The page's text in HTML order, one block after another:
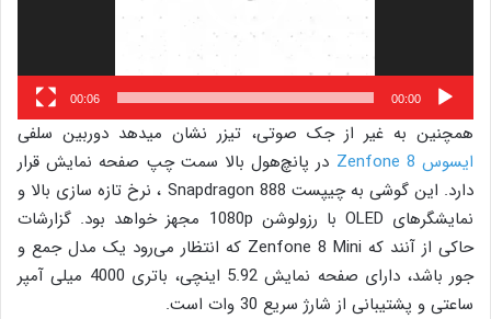
00:00
00:06
همچنین به غیر از جک صوتی، تیزر نشان میدهد دوربین سلفی
ایسوس Zenfone 8
در پانچ‌هول بالا سمت چپ صفحه نمایش قرار
دارد. این گوشی به چیپست Snapdragon 888 ، نرخ تازه سازی بالا و
نمایشگرهای OLED با رزولوشن 1080p مجهز خواهد بود. گزارشات
حاکی از آنند که Zenfone 8 Mini که انتظار می‌رود یک مدل جمع و
جور باشد، دارای صفحه نمایش 5.92 اینچی، باتری 4000 میلی آمپر
ساعتی و پشتیبانی از شارژ سریع 30 وات است.